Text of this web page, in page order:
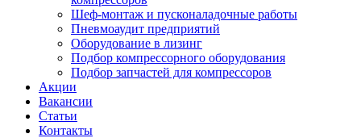
Шеф-монтаж и пусконаладочные работы
Пневмоаудит предприятий
Оборудование в лизинг
Подбор компрессорного оборудования
Подбор запчастей для компрессоров
Акции
Вакансии
Статьи
Контакты